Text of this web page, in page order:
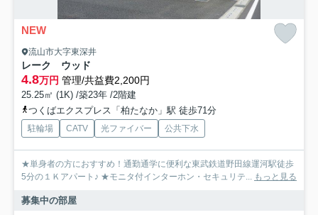
NEW
流山市大字東深井
レーク ウッド
4.8万円 管理/共益費2,200円
25.25㎡ (1K) /築23年 /2階建
つくばエクスプレス「柏たなか」駅 徒歩71分
駐輪場 CATV 光ファイバー 公共下水
★単身者の方におすすめ！通勤通学に便利な東武鉄道野田線運河駅徒歩
5分の１Ｋアパート♪ ★モニタ付インターホン・セキュリテ... もっと見る
募集中の部屋